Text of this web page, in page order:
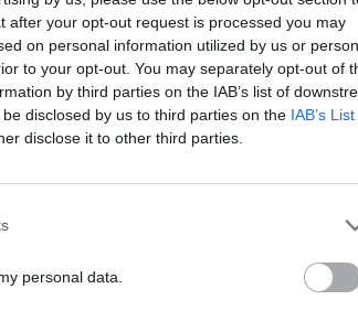
after your opt-out request is processed you may
on personal information utilized by us or
to your opt-out. You may separately opt-out of
by third parties on the IAB’s list of
disclosed by us to third parties on the IAB’s
disclose it to other third parties.
personal data.